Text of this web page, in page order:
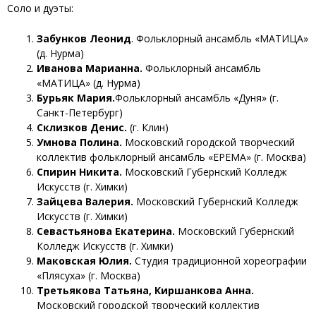
Соло и дуэты:
Забунков Леонид. Фольклорный ансамбль «МАТИЦА»
(д. Нурма)
Иванова Марианна. Фольклорный ансамбль
«МАТИЦА» (д. Нурма)
Бурьяк Мария.Фольклорный ансамбль «Дуня» (г.
Санкт-Петербург)
Склизков Денис. (г. Клин)
Умнова Полина. Московский городской творческий
коллектив фольклорный ансамбль «ЕРЕМА» (г. Москва)
Спирин Никита. Московский Губернский Колледж
Искусств (г. Химки)
Зайцева Валерия. Московский Губернский Колледж
Искусств (г. Химки)
Севастьянова Екатерина. Московский Губернский
Колледж Искусств (г. Химки)
Маковская Юлия. Студия традиционной хореографии
«Плясуха» (г. Москва)
Третьякова Татьяна, Киршанкова Анна.
Московский городской творческий коллектив